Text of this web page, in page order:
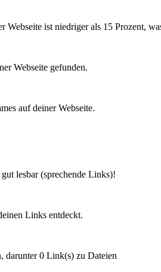
ist niedriger als 15 Prozent,
Webseite gefunden.
auf deiner Webseite.
lesbar (sprechende Links)!
Links entdeckt.
darunter 0 Link(s) zu Dateien